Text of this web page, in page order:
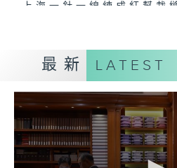
上海一針一線練成紅幫裁
港落地生根，以自己的英
交予第二代掌舵人張宗
張奕庭（Justin）手上
服飾品牌打穩根基。
這份延續，最動人的不
持，而是幾代人對家、國
溫度的延續。一連兩集「
最新 LATEST